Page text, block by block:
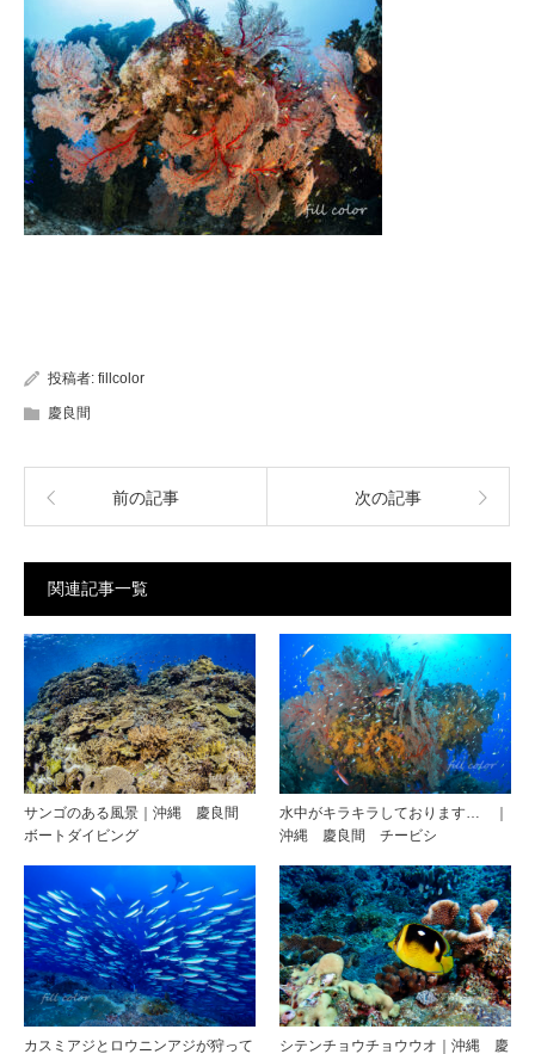
投稿者: fillcolor
慶良間
前の記事 次の記事
関連記事一覧
サンゴのある風景｜沖縄 慶良間
ボートダイビング
水中がキラキラしております… ｜
沖縄 慶良間 チービシ
カスミアジとロウニンアジが狩って シテンチョウチョウウオ｜沖縄 慶